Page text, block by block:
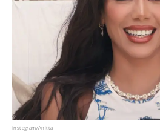
Instagram/Anitta